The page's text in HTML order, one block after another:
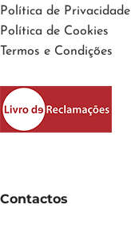
Política de Privacidade
Política de Cookies
Termos e Condições
Contactos